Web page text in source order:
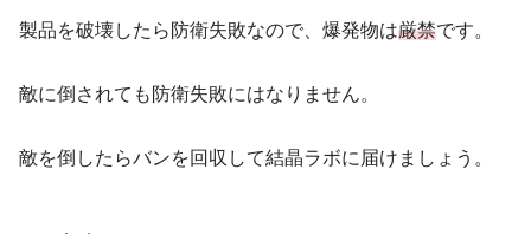
製品を破壊したら防衛失敗なので、爆発物は厳禁です。
敵に倒されても防衛失敗にはなりません。
敵を倒したらバンを回収して結晶ラボに届けましょう。